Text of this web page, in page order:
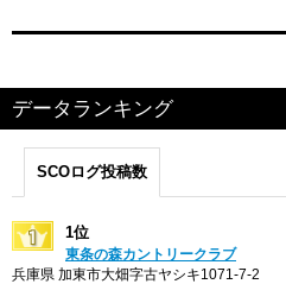
データランキング
SCOログ投稿数
1位
東条の森カントリークラブ
兵庫県 加東市大畑字古ヤシキ1071-7-2